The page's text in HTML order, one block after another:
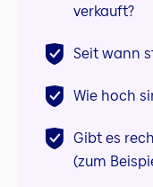
verkauft?
Seit wann
Wie hoch
Gibt es
(zum